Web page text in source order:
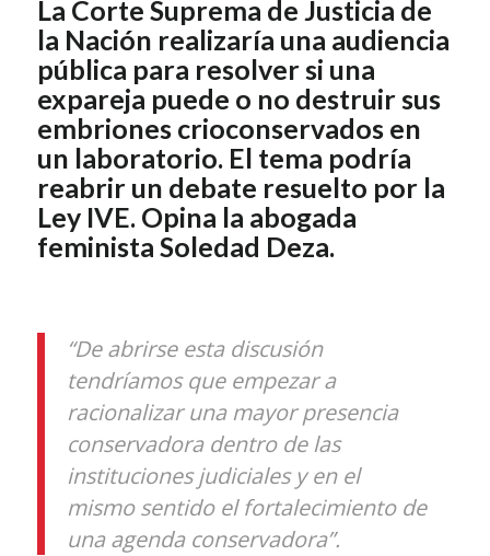
La Corte Suprema de Justicia de
la Nación realizaría una audiencia
pública para resolver si una
expareja puede o no destruir sus
embriones crioconservados en
un laboratorio. El tema podría
reabrir un debate resuelto por la
Ley IVE. Opina la abogada
feminista Soledad Deza.
“De abrirse esta discusión
tendríamos que empezar a
racionalizar una mayor presencia
conservadora dentro de las
instituciones judiciales y en el
mismo sentido el fortalecimiento de
una agenda conservadora”.